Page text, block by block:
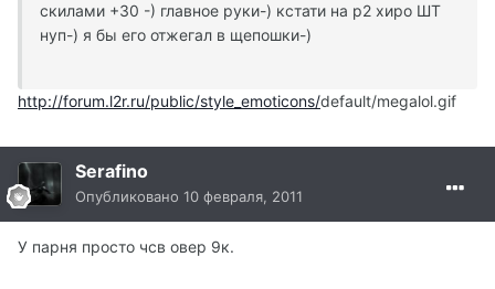
скилами +30 -) главное руки-) кстати на р2 хиро ШТ
нуп-) я бы его отжегал в щепошки-)
http://forum.l2r.ru/public/style_emoticons/default/megalol.gif
Serafino
Опубликовано 10 февраля, 2011
У парня просто чсв овер 9к.